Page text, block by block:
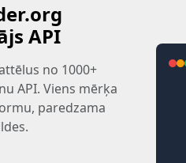
API
no 1000+
API. Viens mērķa
paredzama